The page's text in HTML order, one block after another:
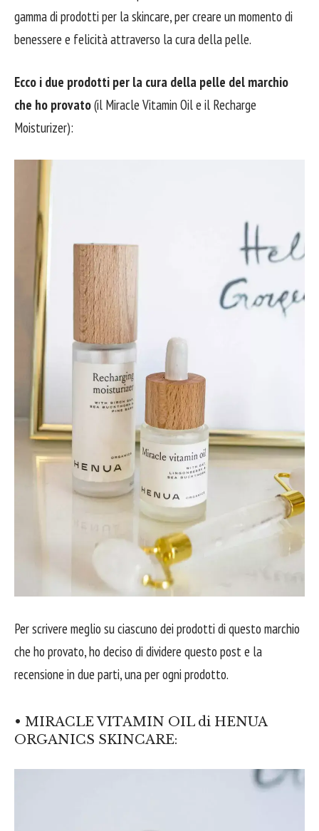
gamma di prodotti per la skincare, per creare un momento di
benessere e felicità attraverso la cura della pelle.
Ecco i due prodotti per la cura della pelle del marchio
che ho provato(il Miracle Vitamin Oil e il Recharge
Moisturizer):
Per scrivere meglio su ciascuno dei prodotti di questo marchio
che ho provato, ho deciso di dividere questo post e la
recensione in due parti, una per ogni prodotto.
• MIRACLE VITAMIN OIL di HENUA
ORGANICS SKINCARE: